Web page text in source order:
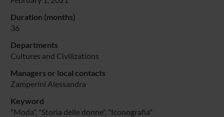
Duration (months)
36
Departments
Cultures and Civilizations
Managers or local contacts
Zamperini Alessandra
Keyword
"Moda", "Storia delle donne", "Iconografia"